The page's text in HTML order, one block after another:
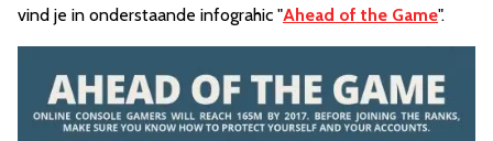
vind je in onderstaande infograhic "Ahead of the Game".